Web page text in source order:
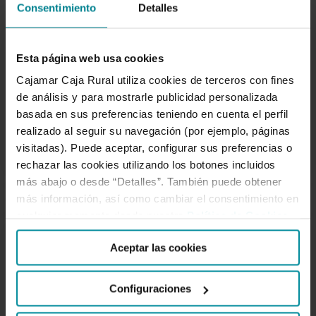
Consentimiento Detalles
Esta página web usa cookies
Cajamar Caja Rural utiliza cookies de terceros con fines
de análisis y para mostrarle publicidad personalizada
basada en sus preferencias teniendo en cuenta el perfil
realizado al seguir su navegación (por ejemplo, páginas
visitadas). Puede aceptar, configurar sus preferencias o
rechazar las cookies utilizando los botones incluidos
más abajo o desde “Detalles”. También puede obtener
más información, así como cambiar el consentimiento en
Aceptar las cookies
Configuraciones
Grupo Cajamar: impulsando
inclusión en cada rincón de
España
NOTICIAS
Informe
Sostenibilidad